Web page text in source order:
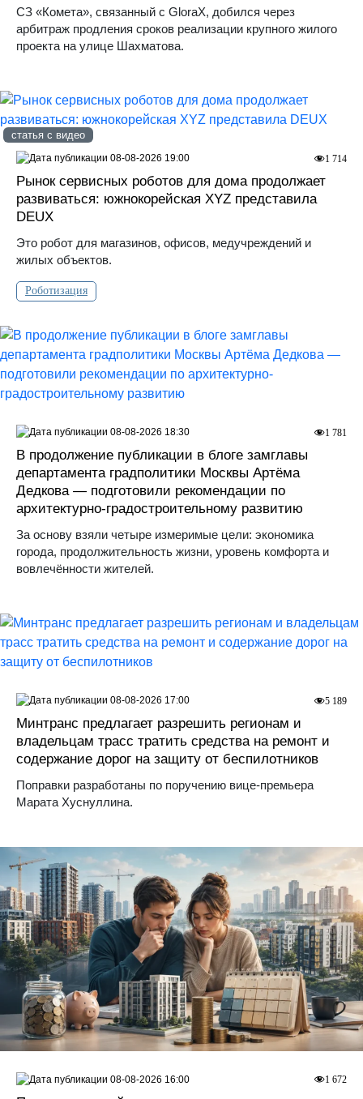
СЗ «Комета», связанный с GloraX, добился через
арбитраж продления сроков реализации крупного жилого
проекта на улице Шахматова.
статья с видео
Рынок сервисных роботов для дома продолжает
развиваться: южнокорейская XYZ представила
DEUX
Это робот для магазинов, офисов, медучреждений и
жилых объектов.
Роботизация
1 714
08-08-2026 19:00
В продолжение публикации в блоге замглавы
департамента градполитики Москвы Артёма
Дедкова — подготовили рекомендации по
архитектурно-градостроительному развитию
За основу взяли четыре измеримые цели: экономика
города, продолжительность жизни, уровень комфорта и
вовлечённости жителей.
1 781
08-08-2026 18:30
Минтранс предлагает разрешить регионам и
владельцам трасс тратить средства на ремонт и
содержание дорог на защиту от беспилотников
Поправки разработаны по поручению вице-премьера
Марата Хуснуллина.
5 189
08-08-2026 17:00
1 672
08-08-2026 16:00